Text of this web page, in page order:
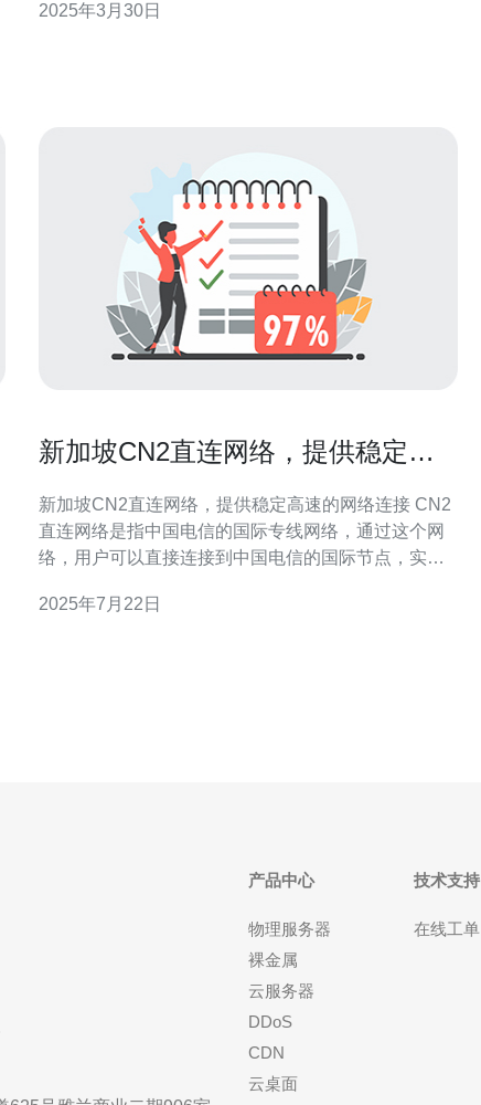
是非常重要的因素之一。新加坡作为亚洲的互联网枢
2025年3月30日
新加坡CN2直连网络，提供稳定高
新加坡CN2直连网络，提供稳定高速的网络连接 CN2
直连网络是指中国电信的国际专线网络，通过这个网
络，用户可以直接连接到中国电信的国际节点，实现
网络枢纽之一，连接了东南亚、印度、中东等地区，
2025年7月22日
产品中心
物理服务器
裸金属
云服务器
DDoS
CDN
云桌面
技术支持
在线工单